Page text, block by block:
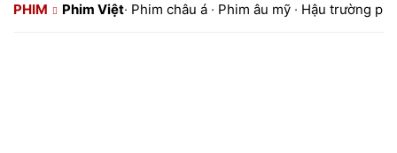
PHIM Phim Việt· Phim châu á · Phim âu mỹ · Hậu trường